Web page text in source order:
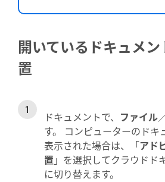
開いているドキュメ
置
ドキュメントで、 ファイル
す。 コンピューターのドキ
表示された場合は、「アド
置 」を選択してクラウドド
に切り替えます。